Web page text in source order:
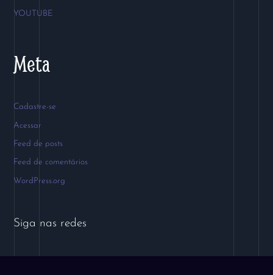
YOUTUBE
Meta
Cadastre-se
Acessar
Feed de posts
Feed de comentários
WordPress.org
Siga nas redes